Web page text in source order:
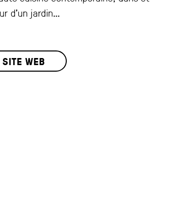
d’un jardin…
SITE WEB